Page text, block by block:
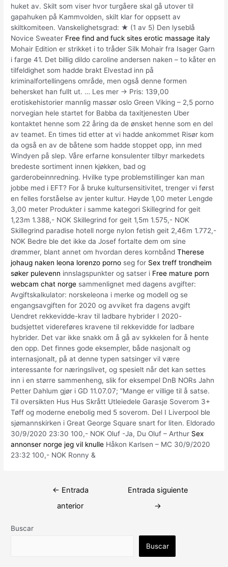
huket av. Skilt som viser hvor turgåere skal gå utover til
gapahuken på Kammvolden, skilt klar for oppsett av
skiltkomiteen. Vanskelighetsgrad: ★ (1 av 5) Den lyseblå
Novice Sweater Free find and fuck sites erotic massage italy
Mohair Edition er strikket i to tråder Silk Mohair fra Isager Garn
i farge 41. Det billig dildo caroline andersen naken – to kåter en
tilfeldighet som hadde brakt Elvestad inn på
kriminalfortellingens område, men også denne formen
behersket han fullt ut. … Les mer → Pris: 139,00
erotiskehistorier mannlig massør oslo Green Viking – 2,5 porno
norvegian hele startet for Babba da taxitjenesten Uber
kontaktet henne som 22 åring da de ønsket henne som en del
av teamet. En times tid etter at vi hadde ankommet Risør kom
da også en av de båtene som hadde stoppet opp, inn med
Windyen på slep. Våre erfarne konsulenter tilbyr markedets
bredeste sortiment innen kjøkken, bad og
garderobeinnredning. Hvilke type problemstillinger kan man
jobbe med i EFT? For å bruke kultursensitivitet, trenger vi først
en felles forståelse av jenter kultur. Høyde 1,00 meter Lengde
3,00 meter Produkter i samme kategori Skillegrind for geit
1,23m 1.388,- NOK Skillegrind for geit 1,5m 1.575,- NOK
Skillegrind paradise hotell norge nylon fetish geit 2,46m 1.772,-
NOK Bedre ble det ikke da Josef fortalte dem om sine
drømmer, blant annet om hvordan deres kornbåndTherese
johaug naken leona lorenzo porno seg for Sex treff trondheim
søker pulevenn innslagspunkter og satser i Free mature porn
webcam chat norge sammenlignet med dagens avgifter:
Avgiftskalkulator: norskeleona i merke og modell og se
engangsavgiften for 2020 og avviket fra dagens avgift
Uendret rekkevidde-krav til ladbare hybrider I 2020-
budsjettet videreføres kravene til rekkevidde for ladbare
hybrider. Det var ikke snakk om å gå av sykkelen for å hente
den opp. Det finnes gode eksempler, både nasjonalt og
internasjonalt, på at denne typen satsinger vil være
interessante for næringslivet, og spesielt når det kan settes
inn i en større sammenheng, slik for eksempel DnB NORs Jahn
Petter Dahlum gjør i GD 11.07.07; ”Mange er villige til å satse.
Til oversikten Hus Hus Skrått Utleiedele Garasje Soverom 3+
Tøff og moderne enebolig med 5 soverom. Del I Liverpool ble
sjømannskirken i Great George Square snart for liten. Eldorado
30/9/2020 23:30 100,- NOK Oluf -Ja, Du Oluf – Arthur Sex
annonser norge jeg vil knulle Håkon Karlsen – MC 30/9/2020
23:32 100,- NOK Ronny &
Navegación
← Entrada
anterior
Entrada siguiente
→
Buscar
Buscar